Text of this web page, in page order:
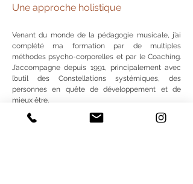
Une approche holistique
Venant du monde de la pédagogie musicale, j’ai
complété ma formation par de multiples
méthodes psycho-corporelles et par le Coaching.
J’accompagne depuis 1991, principalement avec
l’outil des Constellations systémiques, des
personnes en quête de développement et de
mieux être.
La diversité de mes compétences permet une
approche holistique des problématiques